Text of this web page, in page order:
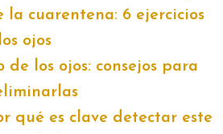
la cuarentena: 6 ejercicios
ojos
de los ojos: consejos para
qué es clave detectar este